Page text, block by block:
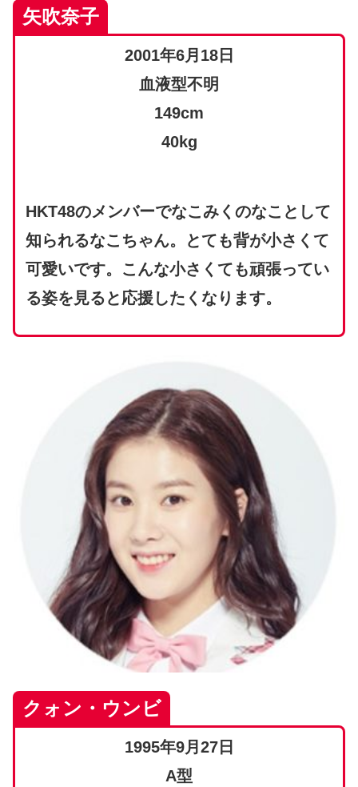
矢吹奈子
2001年6月18日
血液型不明
149cm
40kg
HKT48のメンバーでなこみくのなことして
知られるなこちゃん。とても背が小さくて
可愛いです。こんな小さくても頑張ってい
る姿を見ると応援したくなります。
クォン・ウンビ
1995年9月27日
A型